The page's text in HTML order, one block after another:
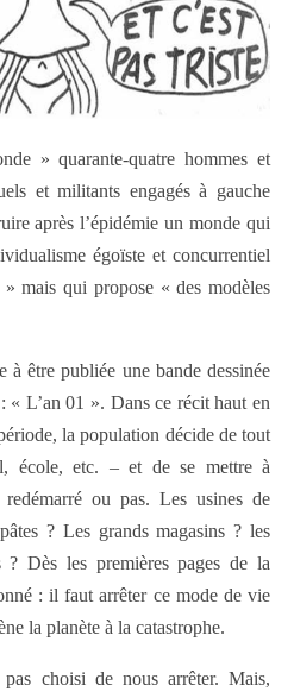
» quarante-quatre hommes et
et militants engagés à gauche
après l’épidémie un monde qui
égoïste et concurrentiel
mais qui propose « des modèles
être publiée une bande dessinée
L’an 01 ». Dans ce récit haut en
la population décide de tout
école, etc. – et de se mettre à
ou pas. Les usines de
? Les grands magasins ? les
? Dès les premières pages de la
: il faut arrêter ce mode de vie
la planète à la catastrophe.
pas choisi de nous arrêter. Mais,